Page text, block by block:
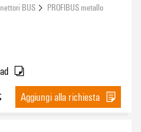
BUS
PROFIBUS metallo
Aggiungi alla richiesta